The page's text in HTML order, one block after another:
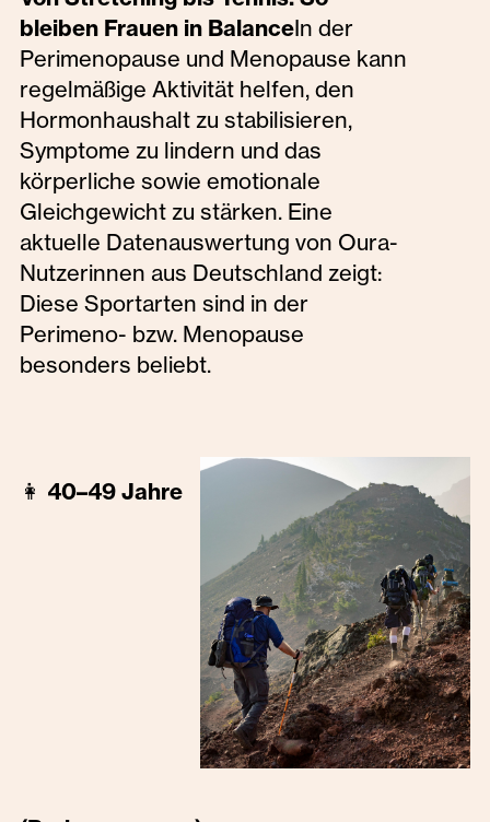
bleiben Frauen in BalanceIn der
Perimenopause und Menopause kann
regelmäßige Aktivität helfen, den
Hormonhaushalt zu stabilisieren,
Symptome zu lindern und das
körperliche sowie emotionale
Gleichgewicht zu stärken. Eine
aktuelle Datenauswertung von Oura-
Nutzerinnen aus Deutschland zeigt:
Diese Sportarten sind in der
Perimeno- bzw. Menopause
besonders beliebt.
👩 40–49 Jahre